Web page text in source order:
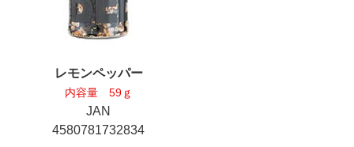
レモンペッパー
内容量 59ｇ
JAN
4580781732834